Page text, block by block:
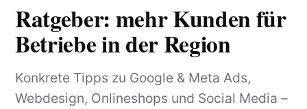
Ratgeber: mehr Kunden für
Betriebe in der Region
Konkrete Tipps zu Google & Meta Ads,
Webdesign, Onlineshops und Social Media –